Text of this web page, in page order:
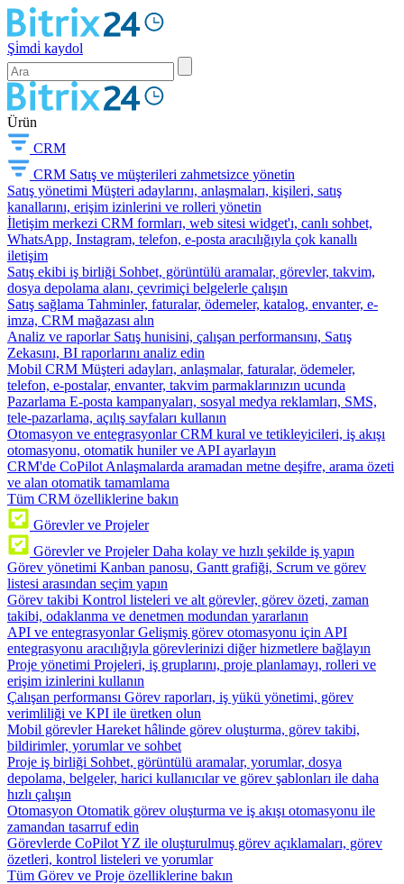
Şi̇mdi̇ kaydol
Ürün
CRM
CRM Satış ve müşterileri zahmetsizce yönetin
Satış yönetimi Müşteri adaylarını, anlaşmaları, kişileri, satış
kanallarını, erişim izinlerini ve rolleri yönetin
İletişim merkezi CRM formları, web sitesi widget'ı, canlı sohbet,
WhatsApp, Instagram, telefon, e-posta aracılığıyla çok kanallı
iletişim
Satış ekibi iş birliği Sohbet, görüntülü aramalar, görevler, takvim,
dosya depolama alanı, çevrimiçi belgelerle çalışın
Satış sağlama Tahminler, faturalar, ödemeler, katalog, envanter, e-
imza, CRM mağazası alın
Analiz ve raporlar Satış hunisini, çalışan performansını, Satış
Zekasını, BI raporlarını analiz edin
Mobil CRM Müşteri adayları, anlaşmalar, faturalar, ödemeler,
telefon, e-postalar, envanter, takvim parmaklarınızın ucunda
Pazarlama E-posta kampanyaları, sosyal medya reklamları, SMS,
tele-pazarlama, açılış sayfaları kullanın
Otomasyon ve entegrasyonlar CRM kural ve tetikleyicileri, iş akışı
otomasyonu, otomatik huniler ve API ayarlayın
CRM'de CoPilot Anlaşmalarda aramadan metne deşifre, arama özeti
ve alan otomatik tamamlama
Tüm CRM özelliklerine bakın
Görevler ve Projeler
Görevler ve Projeler Daha kolay ve hızlı şekilde iş yapın
Görev yönetimi Kanban panosu, Gantt grafiği, Scrum ve görev
listesi arasından seçim yapın
Görev takibi Kontrol listeleri ve alt görevler, görev özeti, zaman
takibi, odaklanma ve denetmen modundan yararlanın
API ve entegrasyonlar Gelişmiş görev otomasyonu için API
entegrasyonu aracılığıyla görevlerinizi diğer hizmetlere bağlayın
Proje yönetimi Projeleri, iş gruplarını, proje planlamayı, rolleri ve
erişim izinlerini kullanın
Çalışan performansı Görev raporları, iş yükü yönetimi, görev
verimliliği ve KPI ile üretken olun
Mobil görevler Hareket hâlinde görev oluşturma, görev takibi,
bildirimler, yorumlar ve sohbet
Proje iş birliği Sohbet, görüntülü aramalar, yorumlar, dosya
depolama, belgeler, harici kullanıcılar ve görev şablonları ile daha
hızlı çalışın
Otomasyon Otomatik görev oluşturma ve iş akışı otomasyonu ile
zamandan tasarruf edin
Görevlerde CoPilotYZ ile oluşturulmuş görev açıklamaları, görev
özetleri, kontrol listeleri ve yorumlar
Tüm Görev ve Proje özelliklerine bakın